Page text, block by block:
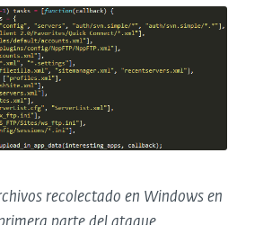
recolectado en Windows en